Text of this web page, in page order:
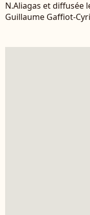
N.Aliagas et diffusée
Guillaume Gaffiot-